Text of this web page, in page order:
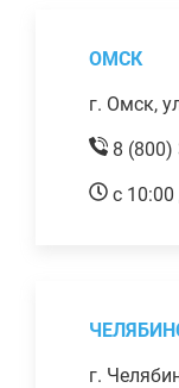
ОМСК
г. Омск,
8 (800)
с
г.